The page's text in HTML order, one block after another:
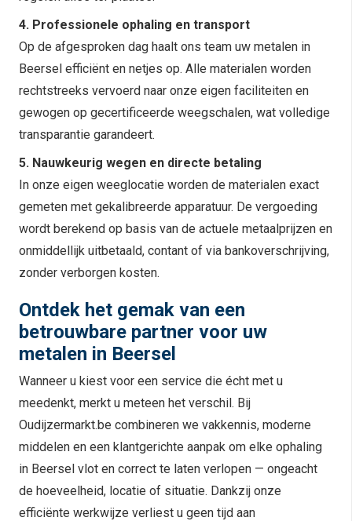
4. Professionele ophaling en transport
Op de afgesproken dag haalt ons team uw metalen in
Beersel efficiënt en netjes op. Alle materialen worden
rechtstreeks vervoerd naar onze eigen faciliteiten en
gewogen op gecertificeerde weegschalen, wat volledige
transparantie garandeert.
5. Nauwkeurig wegen en directe betaling
In onze eigen weeglocatie worden de materialen exact
gemeten met gekalibreerde apparatuur. De vergoeding
wordt berekend op basis van de actuele metaalprijzen en
onmiddellijk uitbetaald, contant of via bankoverschrijving,
zonder verborgen kosten.
Ontdek het gemak van een
betrouwbare partner voor uw
metalen in Beersel
Wanneer u kiest voor een service die écht met u
meedenkt, merkt u meteen het verschil. Bij
Oudijzermarkt.be combineren we vakkennis, moderne
middelen en een klantgerichte aanpak om elke ophaling
in Beersel vlot en correct te laten verlopen — ongeacht
de hoeveelheid, locatie of situatie. Dankzij onze
efficiënte werkwijze verliest u geen tijd aan